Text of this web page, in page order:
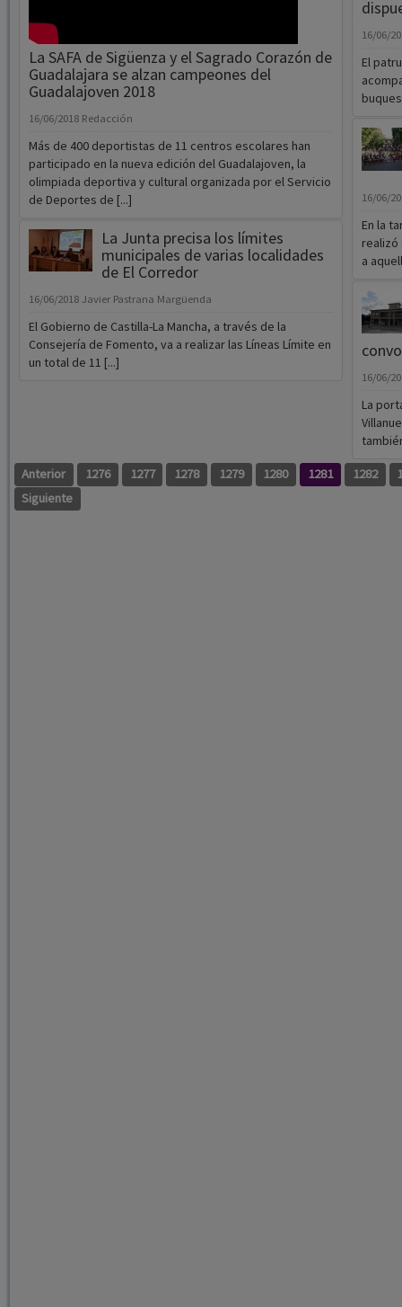
La SAFA de Sigüenza y el Sagrado Corazón de
Guadalajara se alzan campeones del
Guadalajoven 2018
16/06/2018 Redacción
Más de 400 deportistas de 11 centros escolares han
participado en la nueva edición del Guadalajoven, la
olimpiada deportiva y cultural organizada por el Servicio
de Deportes de [...]
La Junta precisa los límites
municipales de varias localidades
de El Corredor
16/06/2018 Javier Pastrana Margüenda
El Gobierno de Castilla-La Mancha, a través de la
Consejería de Fomento, va a realizar las Líneas Límite en
un total de 11 [...]
16/06/
El
16/06/
En la
realizó
a
16/06/
La
Anterior 1276 1277 1278 1279 1280 1281 1282
Siguiente